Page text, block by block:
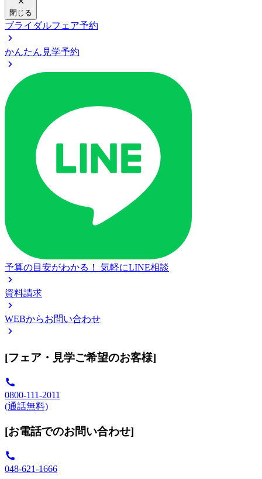
閉じる
ブライダルフェア予約
かんたん見学予約
予算の目安がわかる！ 気軽にLINE相談
資料請求
WEBからお問い合わせ
[フェア・見学ご希望のお客様]
0800-111-2011
(通話無料)
[お電話でのお問い合わせ]
048-621-1666